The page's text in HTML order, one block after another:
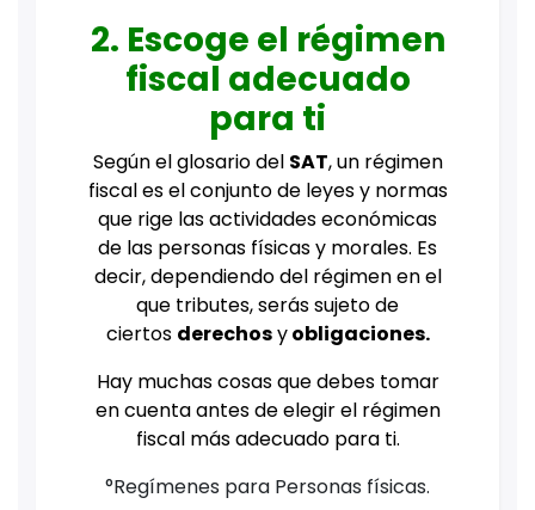
2. Escoge el régimen
fiscal adecuado
para ti
Según el glosario del SAT, un régimen
fiscal es el conjunto de leyes y normas
que rige las actividades económicas
de las personas físicas y morales. Es
decir, dependiendo del régimen en el
que tributes, serás sujeto de
ciertos derechosyobligaciones.
Hay muchas cosas que debes tomar
en cuenta antes de elegir el régimen
fiscal más adecuado para ti.
°Regímenes para Personas físicas.